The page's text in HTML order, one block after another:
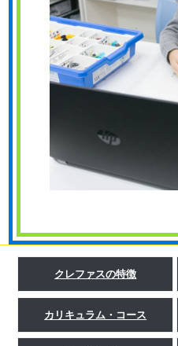
クレファスの特徴
カリキュラム・コース